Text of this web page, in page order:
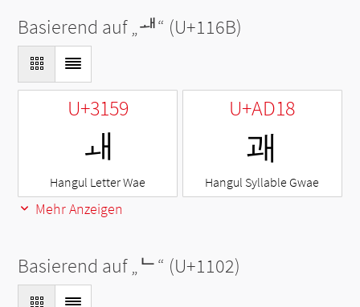
Basierend auf „ᅫ“ (U+116B)
U+3159
ㅙ
Hangul Letter Wae
U+AD18
괘
Hangul Syllable Gwae
Mehr Anzeigen
Basierend auf „ᄂ“ (U+1102)